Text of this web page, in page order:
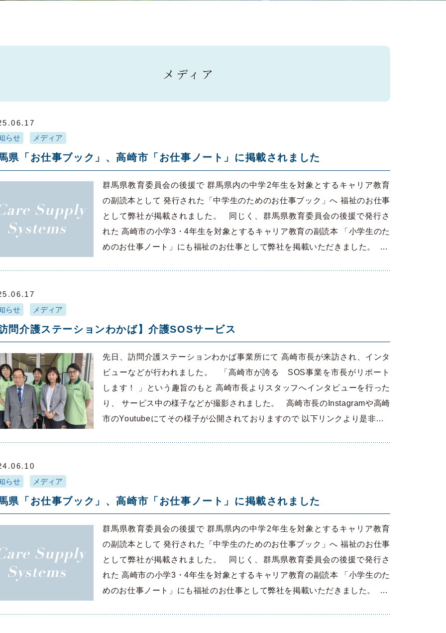
メディア
群馬県教育委員会の後援で 群馬県内の中学2年生を対象とするキャリア教育
の副読本として 発行された「中学生のためのお仕事ブック」へ 福祉のお仕事
として弊社が掲載されました。 同じく、群馬県教育委員会の後援で発行さ
れた 高崎市の小学3・4年生を対象とするキャリア教育の副読本 「小学生のた
めのお仕事ノート」にも福祉のお仕事として弊社を掲載いただきました。 …
らせ
メディア
県「お仕事ブック」、高崎市「お仕事ノート」に掲載されました
先日、訪問介護ステーションわかば事業所にて 高崎市長が来訪され、インタ
ビューなどが行われました。 「高崎市が誇る SOS事業を市長がリポート
します！ 」という趣旨のもと 高崎市長よりスタッフへインタビューを行った
り、 サービス中の様子などが撮影されました。 高崎市長のInstagramや高崎
市のYoutubeにてその様子が公開されておりますので 以下リンクより是非…
らせ
メディア
訪問介護ステーションわかば】介護SOSサービス
群馬県教育委員会の後援で 群馬県内の中学2年生を対象とするキャリア教育
の副読本として 発行された「中学生のためのお仕事ブック」へ 福祉のお仕事
として弊社が掲載されました。 同じく、群馬県教育委員会の後援で発行さ
れた 高崎市の小学3・4年生を対象とするキャリア教育の副読本 「小学生のた
めのお仕事ノート」にも福祉のお仕事として弊社を掲載いただきました。 …
らせ
メディア
県「お仕事ブック」、高崎市「お仕事ノート」に掲載されました